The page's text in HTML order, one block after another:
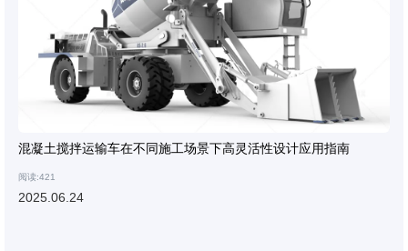
混凝土搅拌运输车在不同施工场景下高灵活性设计应用指南
阅读:421
2025.06.24